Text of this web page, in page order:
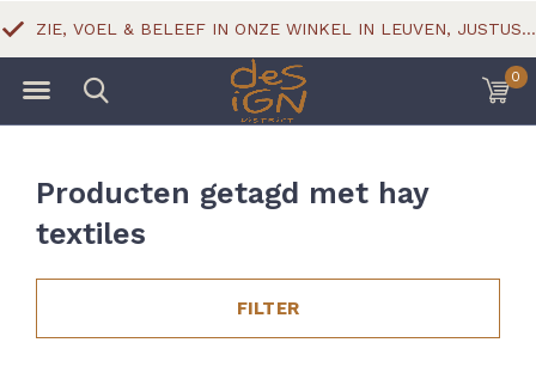
0
ZIE, VOEL & BELEEF IN ONZE WINKEL IN LEUVEN, JUSTUS LIPSIUSSTRAAT 18
Producten getagd met hay
textiles
FILTER